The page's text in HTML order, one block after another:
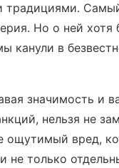
традициями.
Но о ней хотя
канули в
значимость и
нельзя не
ощутимый вред,
не только